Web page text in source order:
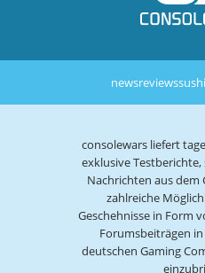
newsreviewssushi
consolewars liefert
exklusive
Nachrichten aus dem
zahlreiche
Geschehnisse in Form
Forumsbeiträgen
deutschen Gaming